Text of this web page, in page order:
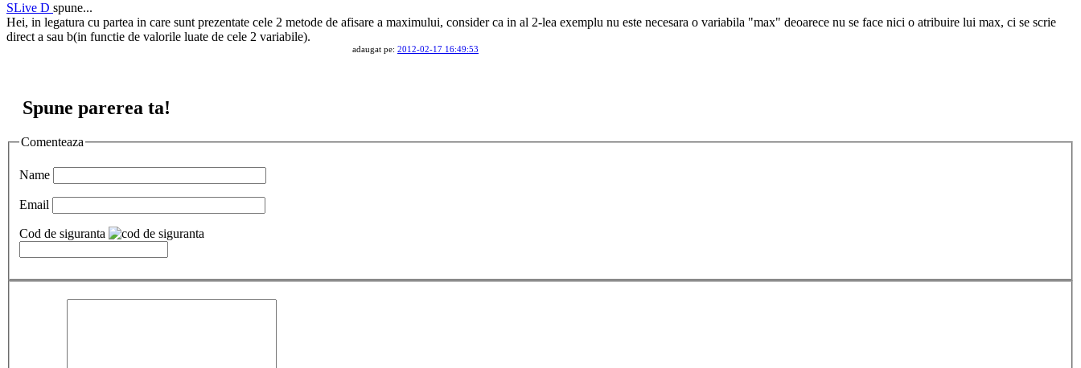
SLive D spune...
Hei, in legatura cu partea in care sunt prezentate cele 2 metode de afisare a maximului, consider ca in al 2-lea exemplu nu este necesara o variabila "max" deoarece nu se face nici o atribuire lui max, ci se scrie
direct a sau b(in functie de valorile luate de cele 2 variabile).
adaugat pe: 2012-02-17 16:49:53
Spune parerea ta!
Comenteaza
Name
Email
Cod de siguranta